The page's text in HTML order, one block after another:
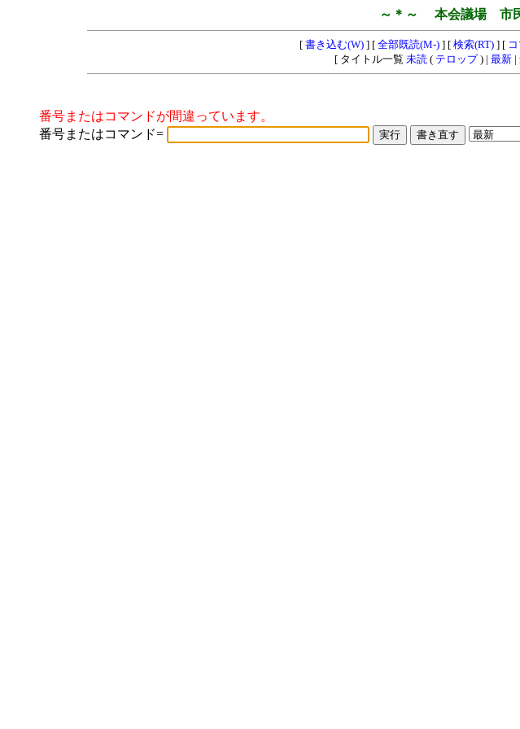
～＊～ 本会議場 市
[ 書き込む(W)] [ 全部既読(M-)] [ 検索(RT)] [
[ タイトル一覧 未読( テロップ) | 最新|
番号またはコマンドが間違っています。
番号またはコマンド=